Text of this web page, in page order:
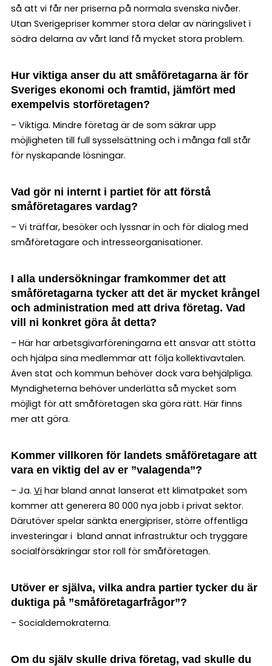
så att vi får ner priserna på normala svenska nivåer.
Utan Sverigepriser kommer stora delar av näringslivet i
södra delarna av vårt land få mycket stora problem.
Hur viktiga anser du att småföretagarna är för
Sveriges ekonomi och framtid, jämfört med
exempelvis storföretagen?
– Viktiga. Mindre företag är de som säkrar upp
möjligheten till full sysselsättning och i många fall står
för nyskapande lösningar.
Vad gör ni internt i partiet för att förstå
småföretagares vardag?
– Vi träffar, besöker och lyssnar in och för dialog med
småföretagare och intresseorganisationer.
I alla undersökningar framkommer det att
småföretagarna tycker att det är mycket krångel
och administration med att driva företag. Vad
vill ni konkret göra åt detta?
– Här har arbetsgivarföreningarna ett ansvar att stötta
och hjälpa sina medlemmar att följa kollektivavtalen.
Även stat och kommun behöver dock vara behjälpliga.
Myndigheterna behöver underlätta så mycket som
möjligt för att småföretagen ska göra rätt. Här finns
mer att göra.
Kommer villkoren för landets småföretagare att
vara en viktig del av er ”valagenda”?
– Ja. Vi har bland annat lanserat ett klimatpaket som
kommer att generera 80 000 nya jobb i privat sektor.
Därutöver spelar sänkta energipriser, större offentliga
investeringar i bland annat infrastruktur och tryggare
socialförsäkringar stor roll för småföretagen.
Utöver er själva, vilka andra partier tycker du är
duktiga på ”småföretagarfrågor”?
– Socialdemokraterna.
Om du själv skulle driva företag, vad skulle du